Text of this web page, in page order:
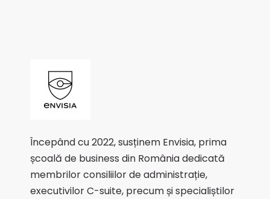
Începând cu 2022, susținem Envisia, prima
școală de business din România dedicată
membrilor consiliilor de administrație,
executivilor C-suite, precum și specialiștilor